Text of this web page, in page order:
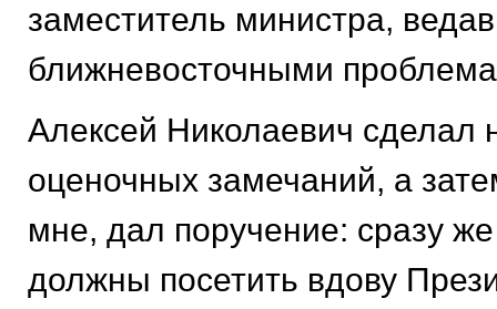
заместитель министра,
ближневосточными
Алексей Николаевич сделал
оценочных замечаний, а
мне, дал поручение: сразу
должны посетить вдову